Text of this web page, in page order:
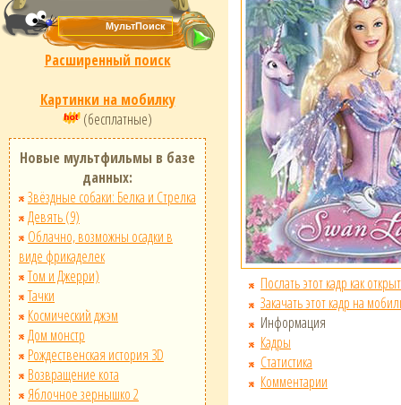
Расширенный поиск
Картинки на мобилку
(бесплатные)
Новые мультфильмы в базе
данных:
Звёздные собаки: Белка и Стрелка
Девять (9)
Облачно, возможны осадки в
виде фрикаделек
Том и Джерри)
Тачки
Космический джэм
Дом монстр
Рождественская история 3D
Возвращение кота
Яблочное зернышко 2
Послать этот кадр как
Закачать этот кадр на
Информация
Кадры
Статистика
Комментарии